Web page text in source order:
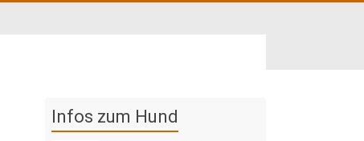
Infos zum Hund